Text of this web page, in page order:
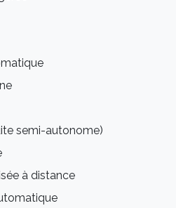
semi-autonome)
à distance